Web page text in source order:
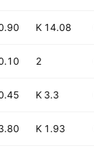
14.08 K
2
3.3 K
1.93 K